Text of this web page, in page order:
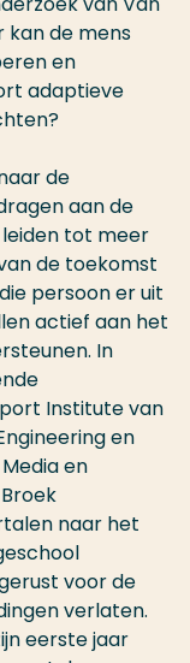
kan de mens
en
adaptieve
de
aan de
tot meer
de toekomst
persoon er uit
actief aan het
In
Institute van
en
en
naar het
voor de
verlaten.
eerste jaar